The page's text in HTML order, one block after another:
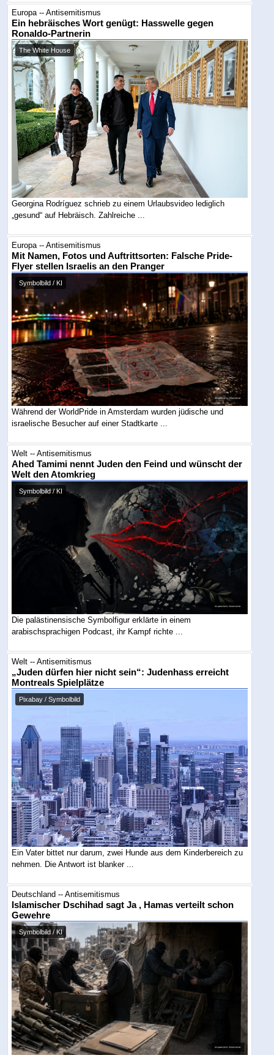
Europa -- Antisemitismus
Ein hebräisches Wort genügt: Hasswelle gegen
Ronaldo-Partnerin
The White House
Georgina Rodríguez schrieb zu einem Urlaubsvideo lediglich
„gesund“ auf Hebräisch. Zahlreiche ...
Europa -- Antisemitismus
Mit Namen, Fotos und Auftrittsorten: Falsche Pride-
Flyer stellen Israelis an den Pranger
Symbolbild / KI
Während der WorldPride in Amsterdam wurden jüdische und
israelische Besucher auf einer Stadtkarte ...
Welt -- Antisemitismus
Ahed Tamimi nennt Juden den Feind und wünscht der
Welt den Atomkrieg
Symbolbild / KI
Die palästinensische Symbolfigur erklärte in einem
arabischsprachigen Podcast, ihr Kampf richte ...
Welt -- Antisemitismus
„Juden dürfen hier nicht sein“: Judenhass erreicht
Montreals Spielplätze
Pixabay / Symbolbild
Ein Vater bittet nur darum, zwei Hunde aus dem Kinderbereich zu
nehmen. Die Antwort ist blanker ...
Deutschland -- Antisemitismus
Islamischer Dschihad sagt Ja , Hamas verteilt schon
Gewehre
Symbolbild / KI